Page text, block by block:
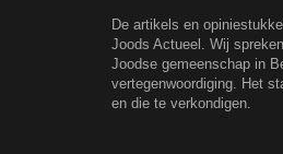
De artikels en
Joods Actueel. Wij
Joodse gemeenschap in
vertegenwoordiging. Het
en die te verkondigen.